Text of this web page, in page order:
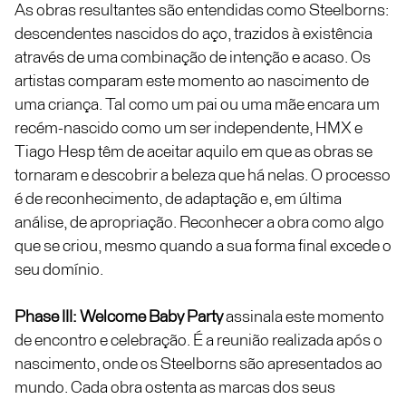
As obras resultantes são entendidas como Steelborns:
descendentes nascidos do aço, trazidos à existência
através de uma combinação de intenção e acaso. Os
artistas comparam este momento ao nascimento de
uma criança. Tal como um pai ou uma mãe encara um
recém-nascido como um ser independente, HMX e
Tiago Hesp têm de aceitar aquilo em que as obras se
tornaram e descobrir a beleza que há nelas. O processo
é de reconhecimento, de adaptação e, em última
análise, de apropriação. Reconhecer a obra como algo
que se criou, mesmo quando a sua forma final excede o
seu domínio.
Phase III: Welcome Baby Partyassinala este momento
de encontro e celebração. É a reunião realizada após o
nascimento, onde os Steelborns são apresentados ao
mundo. Cada obra ostenta as marcas dos seus